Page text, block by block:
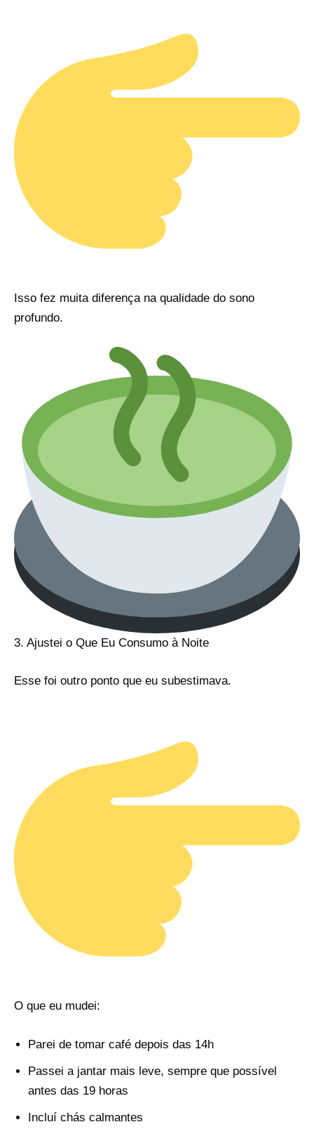
Isso fez muita diferença na qualidade do sono
profundo.
3. Ajustei o Que Eu Consumo à Noite
Esse foi outro ponto que eu subestimava.
O que eu mudei:
Parei de tomar café depois das 14h
Passei a jantar mais leve, sempre que possível
antes das 19 horas
Incluí chás calmantes